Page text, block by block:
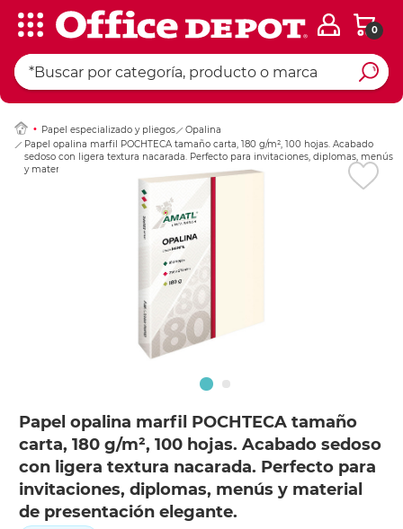
0
Papel especializado y pliegos
Opalina
Papel opalina marfil POCHTECA tamaño carta, 180 g/m², 100 hojas. Acabado
sedoso con ligera textura nacarada. Perfecto para invitaciones, diplomas, menús
y material de presentación elegante.
Papel opalina marfil POCHTECA tamaño
carta, 180 g/m², 100 hojas. Acabado sedoso
con ligera textura nacarada. Perfecto para
invitaciones, diplomas, menús y material
de presentación elegante.
Ingresar Codigo